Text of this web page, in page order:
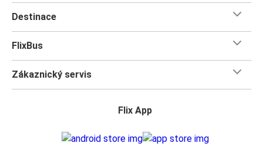
Destinace
FlixBus
Zákaznický servis
Flix App